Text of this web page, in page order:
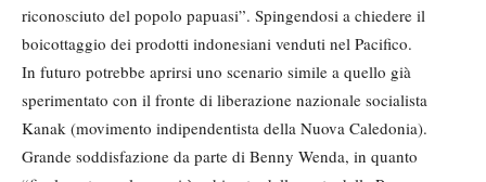
riconosciuto del popolo papuasi”. Spingendosi a chiedere il
boicottaggio dei prodotti indonesiani venduti nel Pacifico.
In futuro potrebbe aprirsi uno scenario simile a quello già
sperimentato con il fronte di liberazione nazionale socialista
Kanak (movimento indipendentista della Nuova Caledonia).
Grande soddisfazione da parte di Benny Wenda, in quanto